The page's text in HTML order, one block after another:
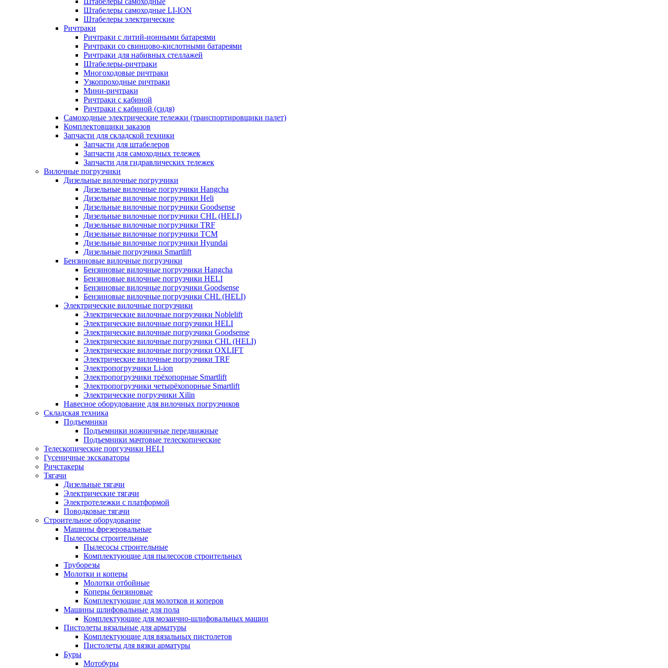
Штабелеры самоходные LI-ION
Штабелеры электрические
Ричтраки
Ричтраки с литий-ионными батареями
Ричтраки со свинцово-кислотными батареями
Ричтраки для набивных стеллажей
Штабелеры-ричтраки
Многоходовые ричтраки
Узкопроходные ричтраки
Мини-ричтраки
Ричтраки с кабиной
Ричтраки с кабиной (сидя)
Самоходные электрические тележки (транспортировщики палет)
Комплектовщики заказов
Запчасти для складской техники
Запчасти для штабелеров
Запчасти для самоходных тележек
Запчасти для гидравлических тележек
Вилочные погрузчики
Дизельные вилочные погрузчики
Дизельные вилочные погрузчики Hangcha
Дизельные вилочные погрузчики Heli
Дизельные вилочные погрузчики Goodsense
Дизельные вилочные погрузчики CHL (HELI)
Дизельные вилочные погрузчики TRF
Дизельные вилочные погрузчики TCM
Дизельные вилочные погрузчики Hyundai
Дизельные погрузчики Smartlift
Бензиновые вилочные погрузчики
Бензиновые вилочные погрузчики Hangcha
Бензиновые вилочные погрузчики HELI
Бензиновые вилочные погрузчики Goodsense
Бензиновые вилочные погрузчики CHL (HELI)
Электрические вилочные погрузчики
Электрические вилочные погрузчики Noblelift
Электрические вилочные погрузчики HELI
Электрические вилочные погрузчики Goodsense
Электрические вилочные погрузчики CHL (HELI)
Электрические вилочные погрузчики OXLIFT
Электрические вилочные погрузчики TRF
Электропогрузчики Li-ion
Электропогрузчики трёхопорные Smartlift
Электропогрузчики четырёхопорные Smartlift
Электрические погрузчики Xilin
Навесное оборудование для вилочных погрузчиков
Складская техника
Подъемники
Подъемники ножничные передвижные
Подъемники мачтовые телескопические
Телескопические поргузчики HELI
Гусеничные экскаваторы
Ричстакеры
Тягачи
Дизельные тягачи
Электрические тягачи
Электротележки с платформой
Поводковые тягачи
Строительное оборудование
Машины фрезеровальные
Пылесосы строительные
Пылесосы строительные
Комплектующие для пылесосов строительных
Труборезы
Молотки и коперы
Молотки отбойные
Коперы бензиновые
Комплектующие для молотков и коперов
Машины шлифовальные для пола
Комплектующие для мозаично-шлифовальных машин
Пистолеты вязальные для арматуры
Комплектующие для вязальных пистолетов
Пистолеты для вязки арматуры
Буры
Мотобуры